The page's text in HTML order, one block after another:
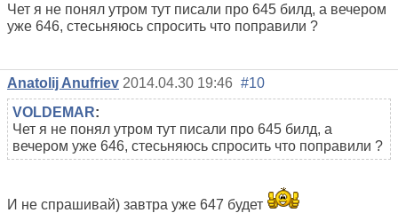
Чет я не понял утром тут писали про 645 билд, а вечером
уже 646, стесьняюсь спросить что поправили ?
Anatolij Anufriev 2014.04.30 19:46 #10
VOLDEMAR:
Чет я не понял утром тут писали про 645 билд, а
вечером уже 646, стесьняюсь спросить что поправили ?
И не спрашивай) завтра уже 647 будет